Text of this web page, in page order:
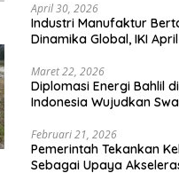
April 30, 2026
Industri Manufaktur
Dinamika Global, IKI
Maret 22, 2026
Diplomasi Energi Bahlil
Indonesia Wujudkan
Februari 21, 2026
Pemerintah Tekankan
Sebagai Upaya